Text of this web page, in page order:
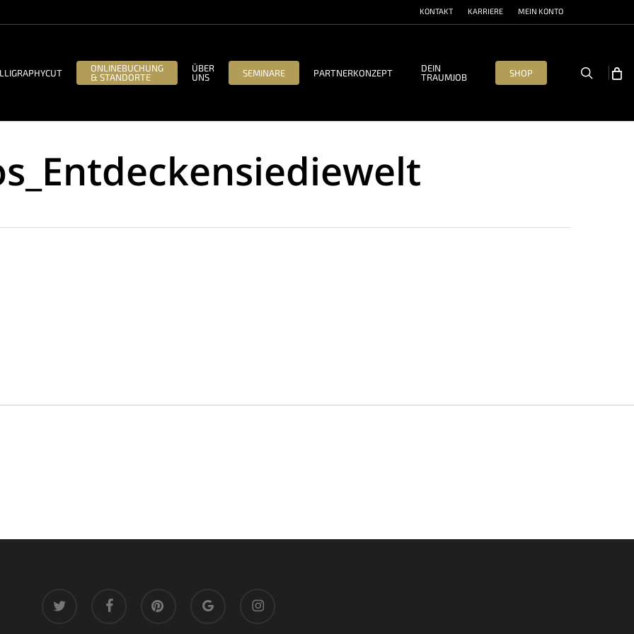
KONTAKT KARRIERE MEIN KONTO
ONLINEBUCHUNG
& STANDORTE
ÜBER
UNS
SEMINARE PARTNERKONZEPT
DEIN
TRAUMJOB
SHOP search
plus